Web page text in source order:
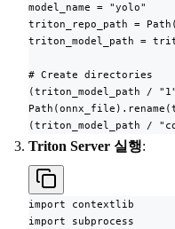
model_name = "yolo"
triton_repo_path =
triton_model_path =
# Create directories
(triton_model_path /
(triton_model_path /
Triton Server 실행:
import contextlib
import subprocess